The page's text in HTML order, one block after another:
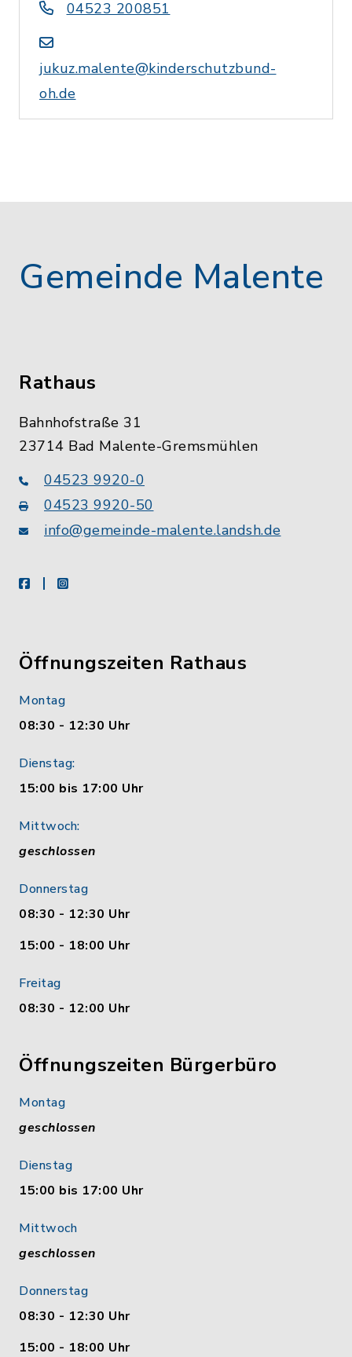
04523 200851
jukuz.malente@kinderschutzbund-
oh.de
Gemeinde Malente
Rathaus
Bahnhofstraße 31
23714 Bad Malente-Gremsmühlen
04523 9920-0
04523 9920-50
info@gemeinde-malente.landsh.de
facebookinstagram
Öffnungszeiten Rathaus
Montag
08:30 - 12:30 Uhr
Dienstag:
15:00 bis 17:00 Uhr
Mittwoch:
geschlossen
Donnerstag
08:30 - 12:30 Uhr
15:00 - 18:00 Uhr
Freitag
08:30 - 12:00 Uhr
Öffnungszeiten Bürgerbüro
Montag
geschlossen
Dienstag
15:00 bis 17:00 Uhr
Mittwoch
geschlossen
Donnerstag
08:30 - 12:30 Uhr
15:00 - 18:00 Uhr